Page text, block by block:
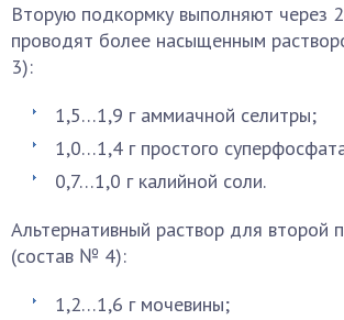
Вторую подкормку выполняют через
проводят более насыщенным
3):
1,5…1,9 г аммиачной селитры;
1,0…1,4 г простого
0,7…1,0 г калийной соли.
Альтернативный раствор для второй
(состав № 4):
1,2…1,6 г мочевины;